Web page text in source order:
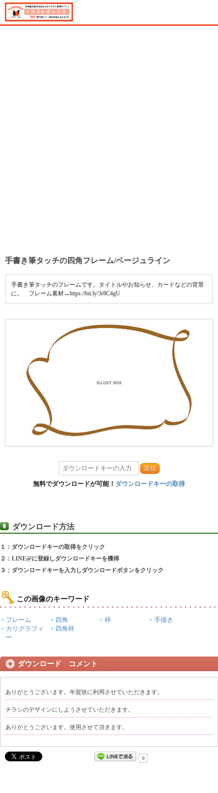
手書き筆タッチの四角フレーム/ベージュライン
手書き筆タッチのフレームです。タイトルやお知らせ、カードなどの背景
に。 フレーム素材→https://bit.ly/3r8C4gU
送信
無料でダウンロードが可能！ ダウンロードキーの取得
ダウンロード方法
１：ダウンロードキーの取得をクリック
２：LINE@に登録しダウンロードキーを獲得
３：ダウンロードキーを入力しダウンロードボタンをクリック
この画像のキーワード
フレーム 四角 枠
手描き
カリグラフィ
ー
四角枠
ダウンロード コメント
ありがとうございます。年賀状に利用させていただきます。
チラシのデザインにしようさせていただきます。
ありがとうございます。使用させて頂きます。
0